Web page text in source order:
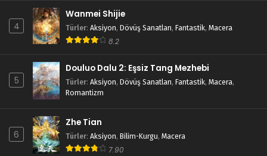
4
Wanmei Shijie
Türler: Aksiyon, Dövüş Sanatları, Fantastik, Macera
8.2
5
Douluo Dalu 2: Eşsiz Tang Mezhebi
Türler: Aksiyon, Dövüş Sanatları, Fantastik, Macera,
Romantizm
6
Zhe Tian
Türler: Aksiyon, Bilim-Kurgu, Macera
7.90